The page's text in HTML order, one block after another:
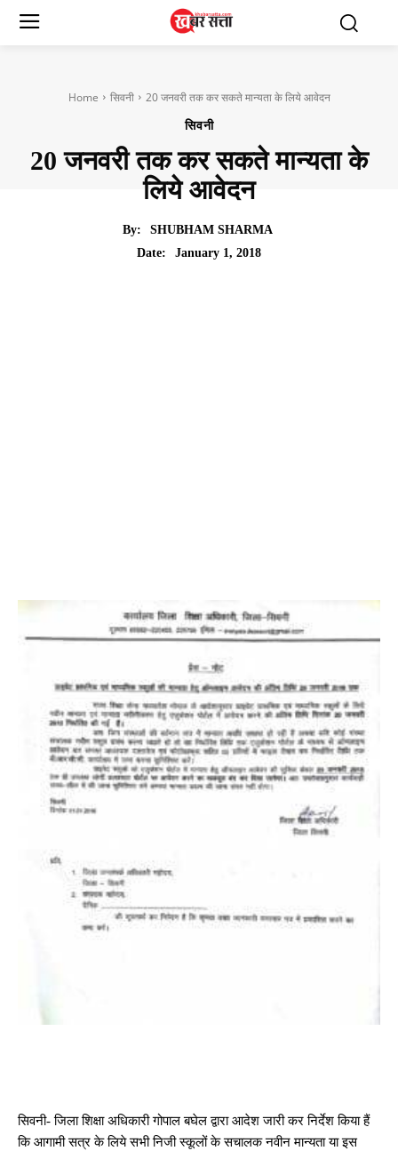
Home सिवनी 20 जनवरी तक कर सकते मान्यता के लिये आवेदन
सिवनी
20 जनवरी तक कर सकते मान्यता के
लिये आवेदन
By:
SHUBHAM SHARMA
Date:
January 1, 2018
सिवनी- जिला शिक्षा अधिकारी गोपाल बघेल द्वारा आदेश जारी कर निर्देश किया हैं
कि आगामी सत्र के लिये सभी निजी स्कूलों के सचालक नवीन मान्यता या इस